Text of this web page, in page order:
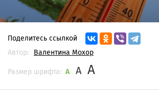
Поделитесь ссылкой
Автор:
Валентина Мохор
Размер шрифта: A A A